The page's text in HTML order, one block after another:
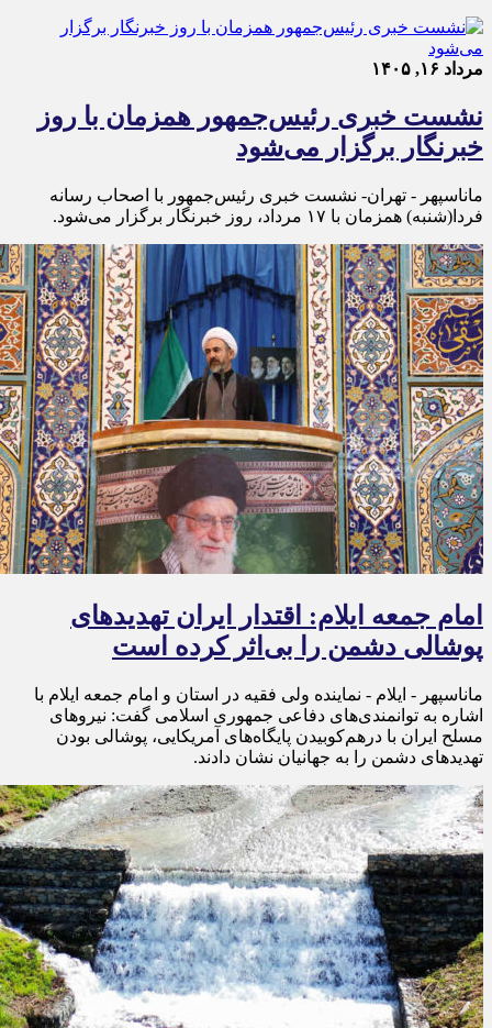
مرداد ۱۶, ۱۴۰۵
نشست خبری رئیس‌جمهور همزمان با روز
خبرنگار برگزار می‌شود
ماناسپهر - تهران- نشست خبری رئیس‌جمهور با اصحاب رسانه
فردا(شنبه) همزمان با ۱۷ مرداد، روز خبرنگار برگزار می‌شود.
امام جمعه ایلام: اقتدار ایران تهدیدهای
پوشالی دشمن را بی‌اثر کرده است
ماناسپهر - ایلام - نماینده ولی فقیه در استان و امام جمعه ایلام با
اشاره به توانمندی‌های دفاعی جمهوری اسلامی گفت: نیروهای
مسلح ایران با درهم‌کوبیدن پایگاه‌های آمریکایی، پوشالی بودن
تهدیدهای دشمن را به جهانیان نشان دادند.